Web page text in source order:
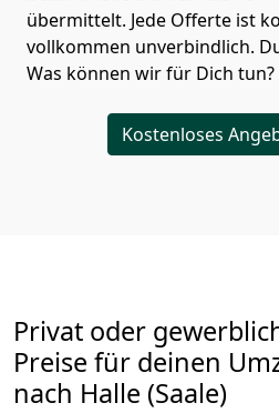
übermittelt. Jede Offerte ist
vollkommen unverbindlich.
Was können wir für Dich tun?
Kostenloses
Privat oder
Preise für deinen
nach Halle (Saale)